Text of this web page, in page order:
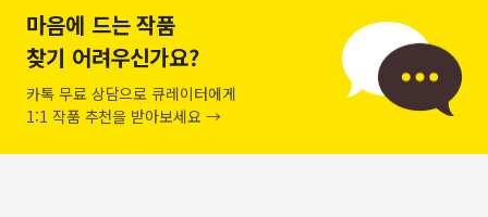
마음에 드는 작품
찾기 어려우신가요?
카톡 무료 상담으로 큐레이터에게
1:1 작품 추천을 받아보세요 →